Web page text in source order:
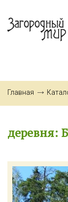
Главная
деревня: